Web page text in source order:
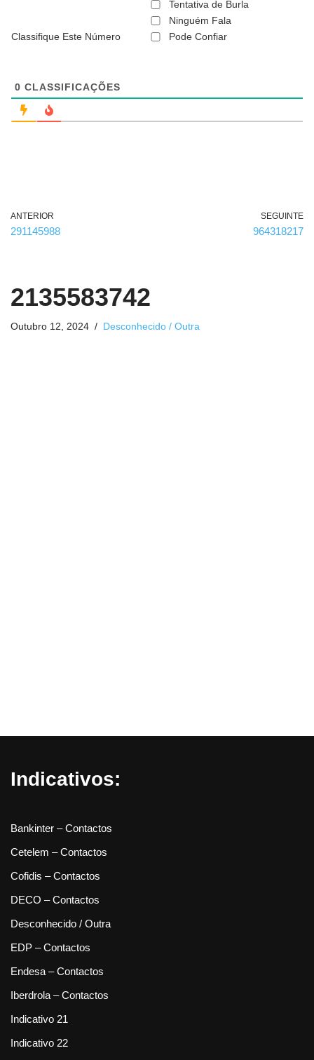
a
ó
Classifique Este Número
Tentativa de Burla
Ninguém Fala
Pode Confiar
0 CLASSIFICAÇÕES
ANTERIOR
291145988
SEGUINTE
964318217
2135583742
Outubro 12, 2024 Desconhecido / Outra
Indicativos:
Bankinter – Contactos
Cetelem – Contactos
Cofidis – Contactos
DECO – Contactos
Desconhecido / Outra
EDP – Contactos
Endesa – Contactos
Iberdrola – Contactos
Indicativo 21
Indicativo 22